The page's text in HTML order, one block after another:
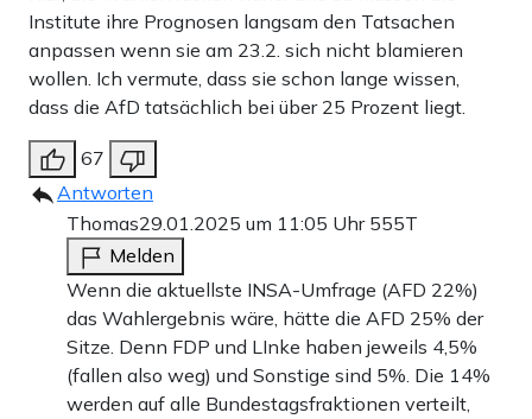
Institute ihre Prognosen langsam den Tatsachen
anpassen wenn sie am 23.2. sich nicht blamieren
wollen. Ich vermute, dass sie schon lange wissen,
dass die AfD tatsächlich bei über 25 Prozent liegt.
67
Antworten
Thomas29.01.2025 um 11:05 Uhr 555T
Melden
Wenn die aktuellste INSA-Umfrage (AFD 22%)
das Wahlergebnis wäre, hätte die AFD 25% der
Sitze. Denn FDP und LInke haben jeweils 4,5%
(fallen also weg) und Sonstige sind 5%. Die 14%
werden auf alle Bundestagsfraktionen verteilt,